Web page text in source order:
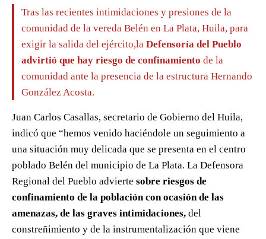
Tras las recientes intimidaciones y presiones de la
comunidad de la vereda Belén en La Plata, Huila, para
exigir la salida del ejército,la Defensoría del Pueblo
advirtió que hay riesgo de confinamiento de la
comunidad ante la presencia de la estructura Hernando
González Acosta.
Juan Carlos Casallas, secretario de Gobierno del Huila,
indicó que “hemos venido haciéndole un seguimiento a
una situación muy delicada que se presenta en el centro
poblado Belén del municipio de La Plata. La Defensora
Regional del Pueblo advierte sobre riesgos de
confinamiento de la población con ocasión de las
amenazas, de las graves intimidaciones, del
constreñimiento y de la instrumentalización que viene